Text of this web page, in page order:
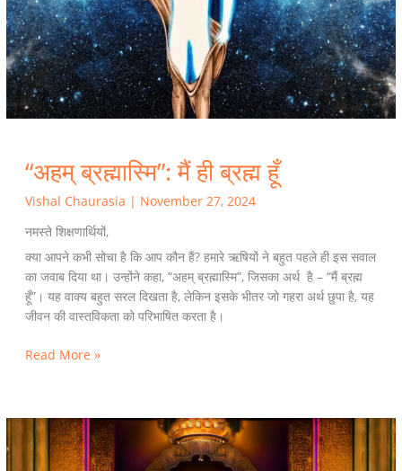
“अहम् ब्रह्मास्मि”: मैं ही ब्रह्म हूँ
Vishal Chaurasia | November 27, 2024
नमस्ते शिक्षणार्थियों,
क्या आपने कभी सोचा है कि आप कौन हैं? हमारे ऋषियों ने बहुत पहले ही इस सवाल
का जवाब दिया था। उन्होंने कहा, “अहम् ब्रह्मास्मि”, जिसका अर्थ है – “मैं ब्रह्म
हूँ”। यह वाक्य बहुत सरल दिखता है, लेकिन इसके भीतर जो गहरा अर्थ छुपा है, यह
जीवन की वास्तविकता को परिभाषित करता है।
हूँ
Read More »
The
Story
and